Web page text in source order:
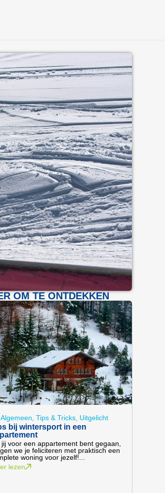
OM TE ONTDEKKEN
Algemeen ,Tips & Tricks Uitgelicht
bij wintersport in een
jij voor een appartement bent gegaan,
we je feliciteren met praktisch een
woning voor jezelf!...
lezen